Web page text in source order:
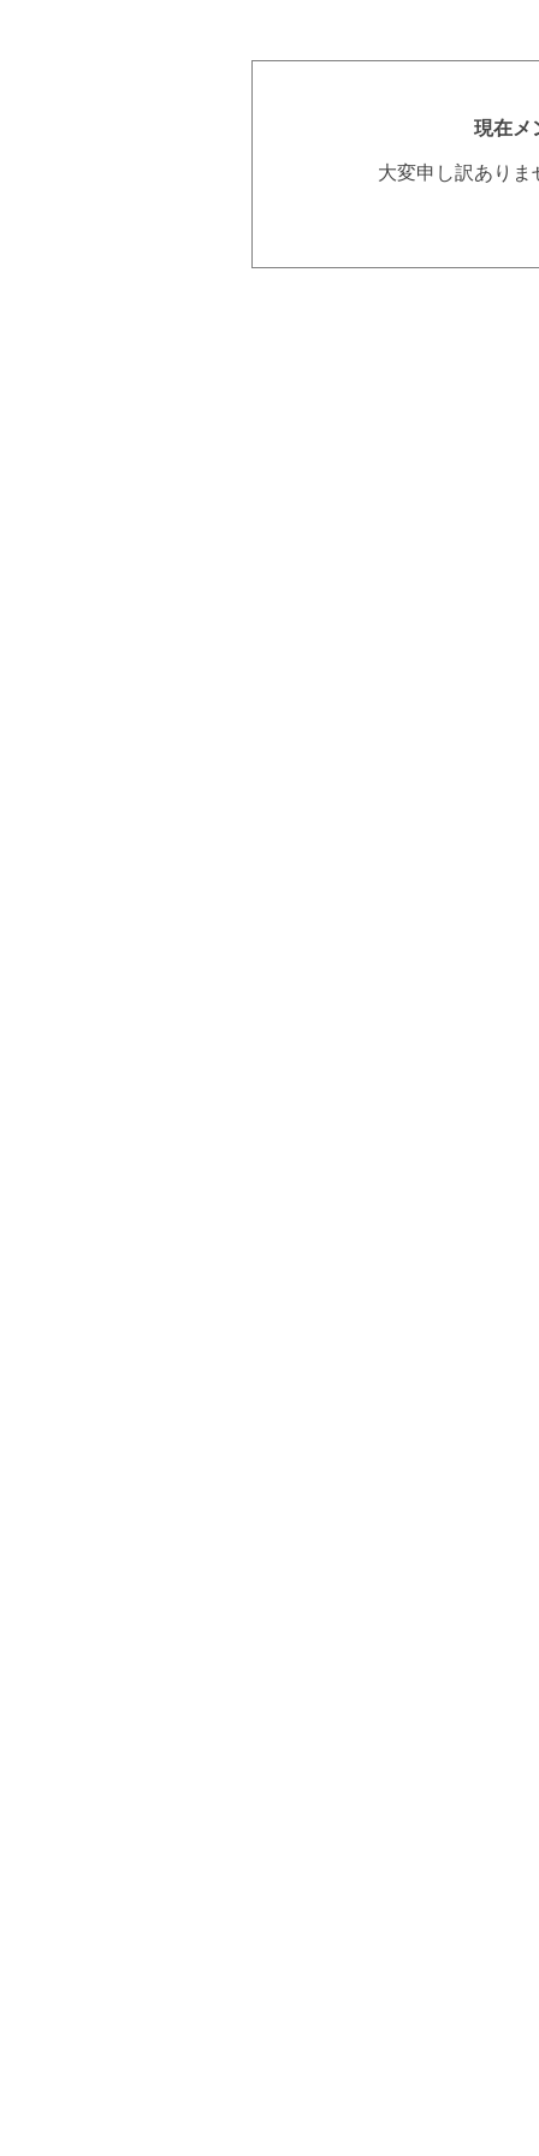
現在メ
大変申し訳あり